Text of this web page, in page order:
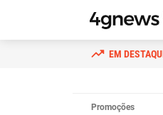
Promoções